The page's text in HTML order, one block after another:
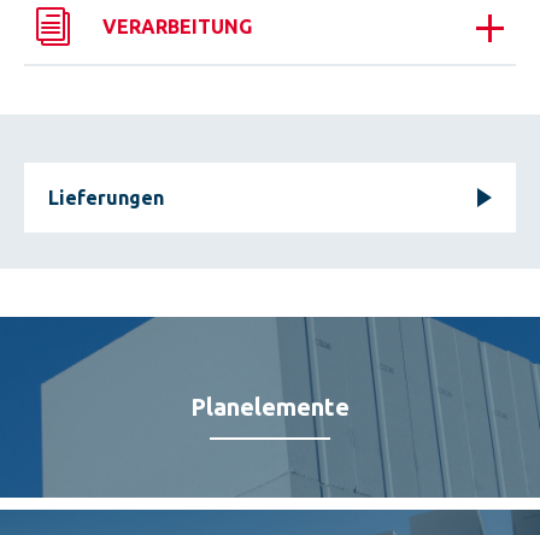
VERARBEITUNG
Lieferungen
Planelemente